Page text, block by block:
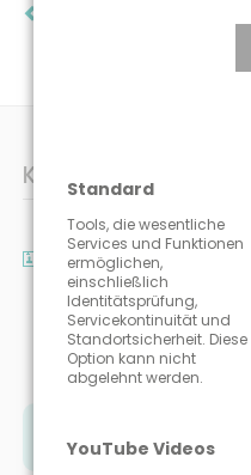
KONTAKT-DATEN
PraxisCheckpoint
Patrick Krumrey
Umlostraße 5
33649 Bielefeld
+49 521
Standard
Tools, die wesentliche
Services und Funktionen
ermöglichen,
einschließlich
Identitätsprüfung,
Servicekontinuität und
Standortsicherheit. Diese
Option kann nicht
abgelehnt werden.
YouTube Videos